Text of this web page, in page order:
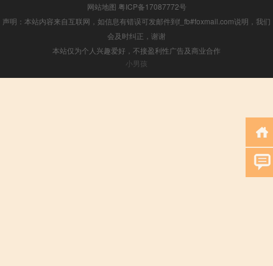
网站地图 粤ICP备17087772号
声明：本站内容来自互联网，如信息有错误可发邮件到f_fb#foxmail.com说明，我们
会及时纠正，谢谢
本站仅为个人兴趣爱好，不接盈利性广告及商业合作
小男孩